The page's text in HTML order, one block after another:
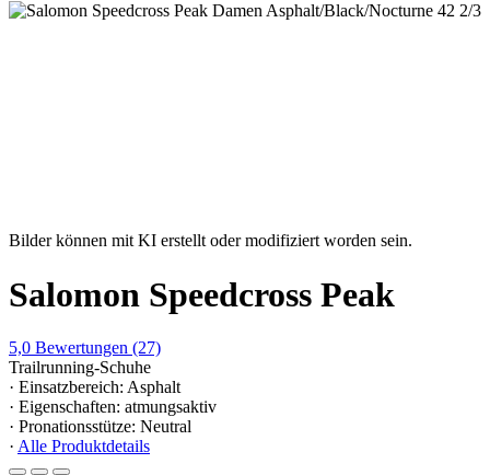
Bilder können mit KI erstellt oder modifiziert worden sein.
Salomon Speedcross Peak
5,0 Bewertungen (27)
Trailrunning-Schuhe
· Einsatzbereich: Asphalt
· Eigenschaften: atmungsaktiv
· Pronationsstütze: Neutral
· Alle Produktdetails